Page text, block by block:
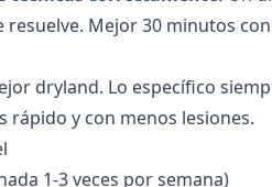
resuelve. Mejor 30 minutos
dryland. Lo específico
rápido y con menos lesiones.
1-3 veces por semana)